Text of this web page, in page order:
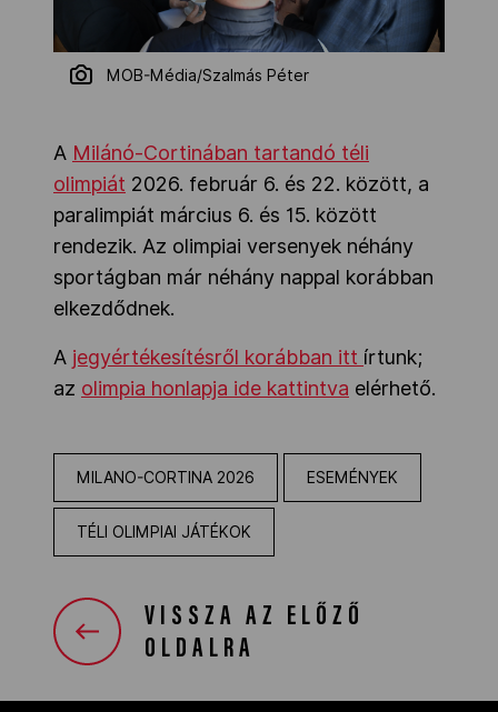
MOB-Média/Szalmás Péter
A Milánó-Cortinában tartandó téli
olimpiát 2026. február 6. és 22. között, a
paralimpiát március 6. és 15. között
rendezik. Az olimpiai versenyek néhány
sportágban már néhány nappal korábban
elkezdődnek.
A jegyértékesítésről korábban itt írtunk;
az olimpia honlapja ide kattintva elérhető.
MILANO-CORTINA 2026 ESEMÉNYEK
TÉLI OLIMPIAI JÁTÉKOK
VISSZA AZ ELŐZŐ
OLDALRA